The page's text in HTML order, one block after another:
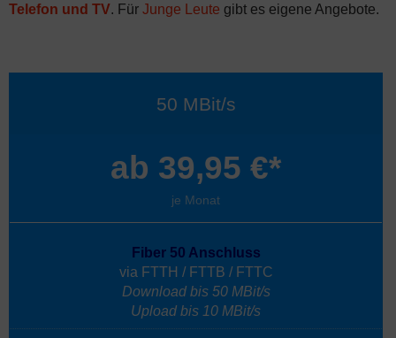
Telefon und TV. Für Junge Leute gibt es eigene Angebote.
50 MBit/s
ab 39,95 €*
je Monat
Fiber 50 Anschluss
via FTTH / FTTB / FTTC
Download bis 50 MBit/s
Upload bis 10 MBit/s